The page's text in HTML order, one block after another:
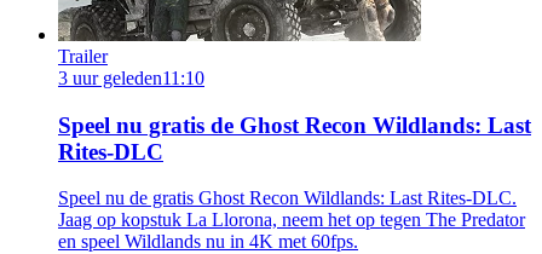
Trailer
3 uur geleden11:10
Speel nu gratis de Ghost Recon Wildlands: Last
Rites-DLC
Speel nu de gratis Ghost Recon Wildlands: Last Rites-DLC.
Jaag op kopstuk La Llorona, neem het op tegen The Predator
en speel Wildlands nu in 4K met 60fps.